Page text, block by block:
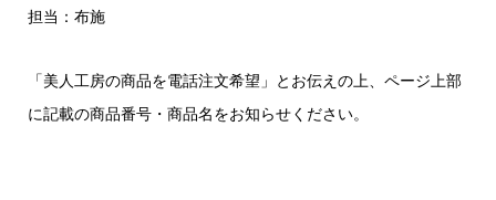
担当：布施
「美人工房の商品を電話注文希望」とお伝えの上、ページ上部
に記載の商品番号・商品名をお知らせください。